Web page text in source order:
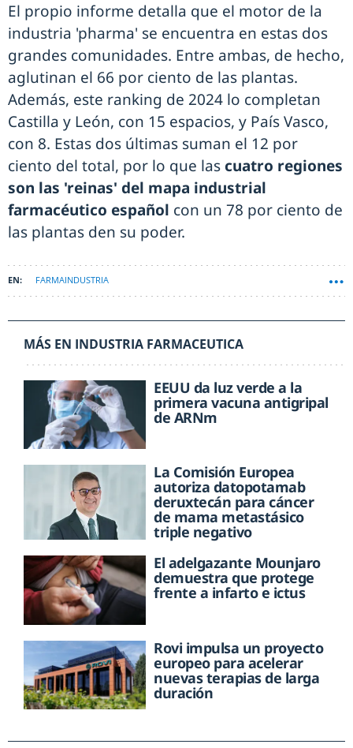
El propio informe detalla que el motor de la
industria 'pharma' se encuentra en estas dos
grandes comunidades. Entre ambas, de hecho,
aglutinan el 66 por ciento de las plantas.
Además, este ranking de 2024 lo completan
Castilla y León, con 15 espacios, y País Vasco,
con 8. Estas dos últimas suman el 12 por
ciento del total, por lo que las cuatro regiones
son las 'reinas' del mapa industrial
farmacéutico español con un 78 por ciento de
las plantas den su poder.
FARMAINDUSTRIA
MÁS EN INDUSTRIA FARMACEUTICA
EEUU da luz verde a la
primera vacuna antigripal
de ARNm
La Comisión Europea
autoriza datopotamab
deruxtecán para cáncer
de mama metastásico
triple negativo
El adelgazante Mounjaro
demuestra que protege
frente a infarto e ictus
Rovi impulsa un proyecto
europeo para acelerar
nuevas terapias de larga
duración